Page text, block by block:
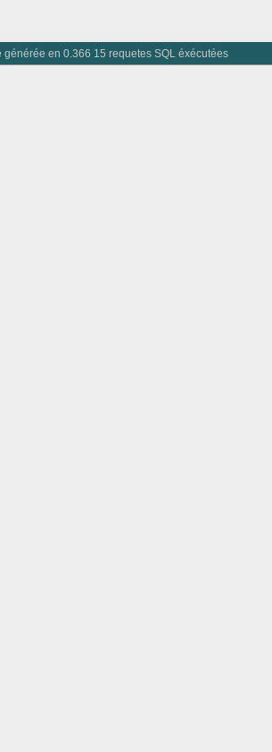
générée en 0.366 15 requetes SQL éxécutées